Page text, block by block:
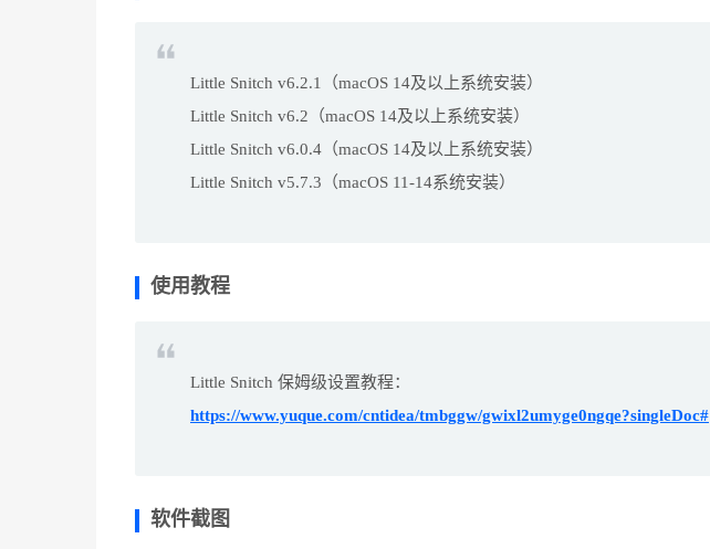
Little Snitch v6.2.1（macOS 14及以上系统安装）
Little Snitch v6.2（macOS 14及以上系统安装）
Little Snitch v6.0.4（macOS 14及以上系统安装）
Little Snitch v5.7.3（macOS 11-14系统安装）
使用教程
Little Snitch 保姆级设置教程：
https://www.yuque.com/cntidea/tmbggw/gwixl2umyge0ngqe?singleDoc#
软件截图